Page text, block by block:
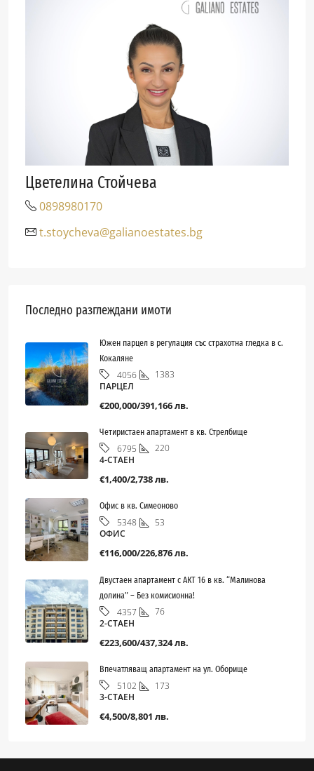
Цветелина Стойчева
0898980170
t.stoycheva@galianoestates.bg
Последно разглеждани имоти
Южен парцел в регулация със страхотна гледка в с.
Кокаляне
4056
1383
ПАРЦЕЛ
€200,000/391,166 лв.
Четиристаен апартамент в кв. Стрелбище
6795
220
4-СТАЕН
€1,400/2,738 лв.
Офис в кв. Симеоново
5348
53
ОФИС
€116,000/226,876 лв.
Двустаен апартамент с АКТ 16 в кв. “Малинова
долина” – Без комисионна!
4357
76
2-СТАЕН
€223,600/437,324 лв.
Впечатляващ апартамент на ул. Оборище
5102
173
3-СТАЕН
€4,500/8,801 лв.